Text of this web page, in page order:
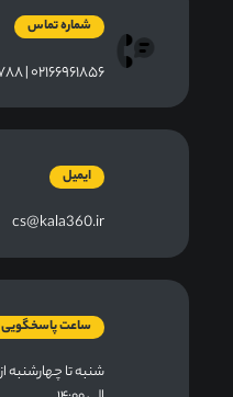
شماره تماس
۰۲۱۶۶۹۶۱۸۵۶ | ۰۲۱۶۶۴۶۱۷۸۸
ایمیل
cs@kala360.ir
ساعت پاسخگویی